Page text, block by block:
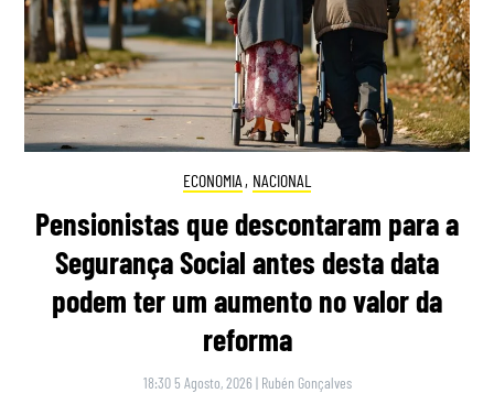
ECONOMIA , NACIONAL
Pensionistas que descontaram para a
Segurança Social antes desta data
podem ter um aumento no valor da
reforma
18:30 5 Agosto, 2026 | Rubén Gonçalves